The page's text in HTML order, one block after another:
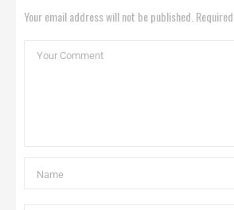
Your email address will not be published.